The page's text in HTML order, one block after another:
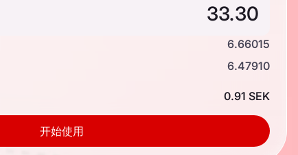
6.66015
6.47910
0.91 SEK
开始使用